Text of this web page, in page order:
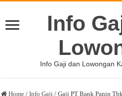
Info
Info Gaji dan Lowongan
Home / Info Gaji / Gaji PT Bank Panin